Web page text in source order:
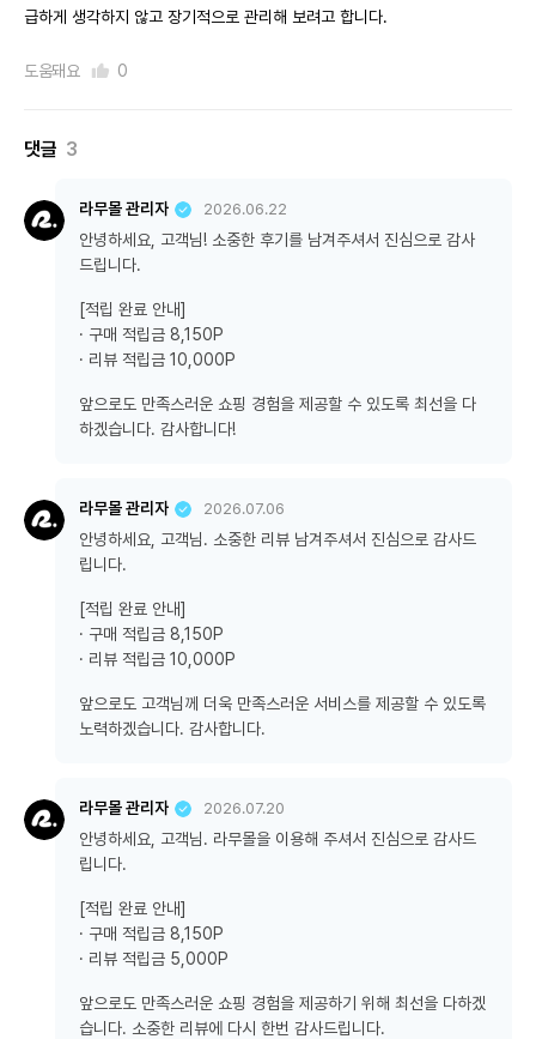
급하게 생각하지 않고 장기적으로 관리해 보려고 합니다.
도움돼요 0
댓글 3
라무몰 관리자 2026.06.22
안녕하세요, 고객님! 소중한 후기를 남겨주셔서 진심으로 감사
드립니다.
[적립 완료 안내]
· 구매 적립금 8,150P
· 리뷰 적립금 10,000P
앞으로도 만족스러운 쇼핑 경험을 제공할 수 있도록 최선을 다
하겠습니다. 감사합니다!
라무몰 관리자 2026.07.06
안녕하세요, 고객님. 소중한 리뷰 남겨주셔서 진심으로 감사드
립니다.
[적립 완료 안내]
· 구매 적립금 8,150P
· 리뷰 적립금 10,000P
앞으로도 고객님께 더욱 만족스러운 서비스를 제공할 수 있도록
노력하겠습니다. 감사합니다.
라무몰 관리자 2026.07.20
안녕하세요, 고객님. 라무몰을 이용해 주셔서 진심으로 감사드
립니다.
[적립 완료 안내]
· 구매 적립금 8,150P
· 리뷰 적립금 5,000P
앞으로도 만족스러운 쇼핑 경험을 제공하기 위해 최선을 다하겠
습니다. 소중한 리뷰에 다시 한번 감사드립니다.